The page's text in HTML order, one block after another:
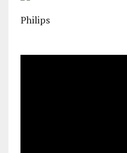
Philips